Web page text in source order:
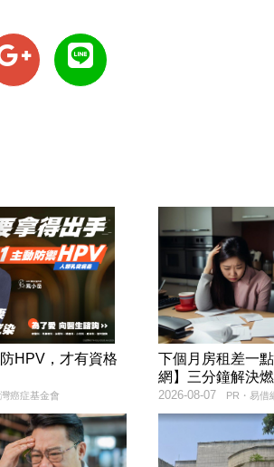
HPV，才有資格
癌症基金會
下個月房租差一
網】三分鐘解決
PR・易借
2026-08-07